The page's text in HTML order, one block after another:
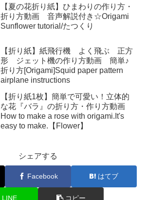
【夏の花折り紙】ひまわりの作り方・
折り方動画 音声解説付き☆Origami
Sunflower tutorial/たつくり
【折り紙】紙飛行機 よく飛ぶ 正方
形 ジェット機の作り方動画 簡単♪
折り方[Origami]Squid paper pattern
airplane instructions
【折り紙1枚】簡単で可愛い！立体的
な花『バラ』の折り方・作り方動画
How to make a rose with origami.It's
easy to make.【Flower】
シェアする
Facebook はてブ
LINE コピー